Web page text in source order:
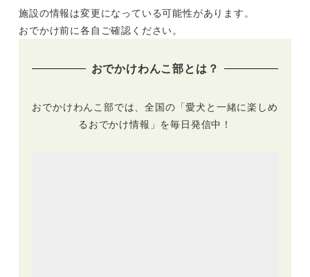
の星空を満喫！北欧
風グランピング施設
glamping achi
月オープン！
グ
「GLAMPING&CAF
ン！「ドッグロータ
イベートドッグラン
も♪
施設の情報は変更になっている可能性があります。
おでかけ前に各自ご確認ください。
おでかけわんこ部とは？
おでかけわんこ部では、全国の「愛犬と一緒に楽しめ
るおでかけ情報」を毎日発信中！